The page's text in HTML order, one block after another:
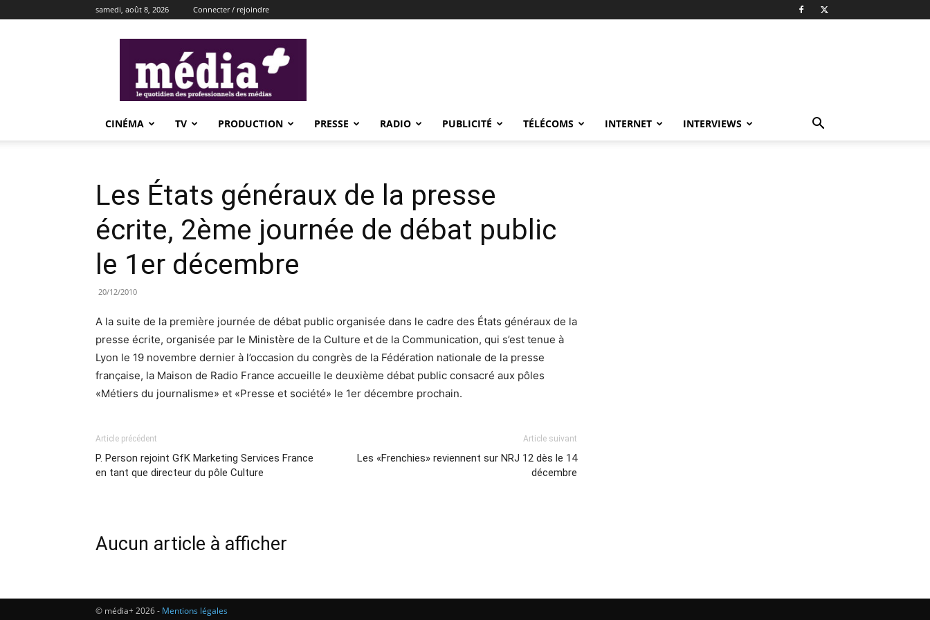
samedi, août 8, 2026 Connecter / rejoindre
CINÉMA TV PRODUCTION PRESSE RADIO PUBLICITÉ TÉLÉCOMS INTERNET INTERVIEWS
Les États généraux de la presse
écrite, 2ème journée de débat public
le 1er décembre
20/12/2010
A la suite de la première journée de débat public organisée dans le cadre des États généraux de la
presse écrite, organisée par le Ministère de la Culture et de la Communication, qui s’est tenue à
Lyon le 19 novembre dernier à l’occasion du congrès de la Fédération nationale de la presse
française, la Maison de Radio France accueille le deuxième débat public consacré aux pôles
«Métiers du journalisme» et «Presse et société» le 1er décembre prochain.
Article précédent
P. Person rejoint GfK Marketing Services France
en tant que directeur du pôle Culture
Article suivant
Les «Frenchies» reviennent sur NRJ 12 dès le 14
décembre
Aucun article à afficher
© média+ 2026 - Mentions légales